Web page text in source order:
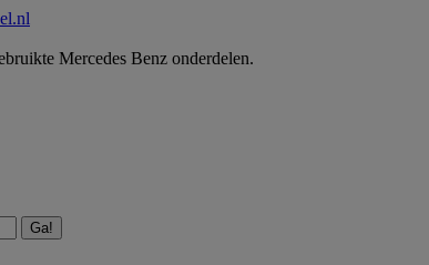
Mercedes Benz onderdelen.